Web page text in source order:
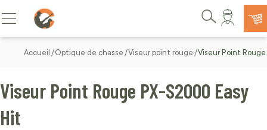
Allez au contenu
Basculer la navigation
Rechercher
Accueil Optique de chasse Viseur point rouge Viseur Point
Viseur Point Rouge PX-S2000 Easy
Hit